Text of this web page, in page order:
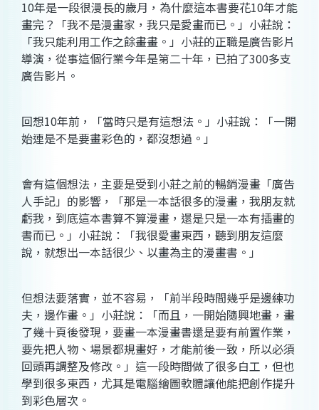
10年是一段很漫長的歲月，為什麼這本書要花10年才能
畫完？「我不是漫畫家，我只是愛畫而已。」小莊說：
「我只能利用工作之餘畫畫。」小莊的正職是廣告影片
導演，從事這個行業今年是第二十年，已拍了300多支
廣告影片。
回想10年前，「當時只是有這想法。」小莊說：「一開
始連是不是要畫彩色的，都沒想過。」
會有這個想法，主要是受到小莊之前的暢銷漫畫「廣告
人手記」的影響，「那是一本話很多的漫畫，我朋友就
虧我，到底這本書算不算漫畫，還是只是一本有插畫的
書而已。」小莊說：「我很愛畫東西，聽到朋友這麼
說，就想出一本話很少、以畫為主的漫畫書。」
但想法要落實，並不容易，「前半段時間幾乎是邊練功
夫，邊作畫。」小莊說：「而且，一開始隨興地畫，畫
了幾十頁後發現，要畫一本漫畫書還是要有前置作業，
要先把人物、場景都規畫好，才能前後一致，所以必須
回頭再調整及修改。」這一段時間做了很多白工，但也
學到很多東西，尤其是電腦繪圖軟體讓他能把創作提升
到彩色層次。